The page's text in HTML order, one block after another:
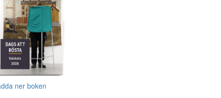
ner boken